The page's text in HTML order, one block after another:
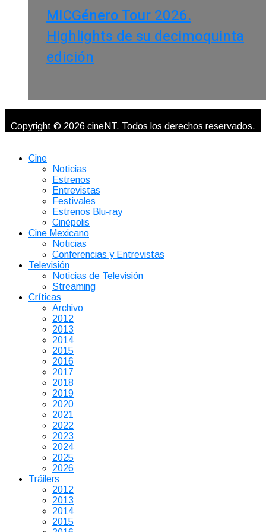
MICGénero Tour 2026.
Highlights de su decimoquinta
edición
Copyright © 2026 cineNT. Todos los derechos reservados.
Cine
Noticias
Estrenos
Entrevistas
Festivales
Estrenos Blu-ray
Cinépolis
Cine Mexicano
Noticias
Conferencias y Entrevistas
Televisión
Noticias de Televisión
Streaming
Críticas
Archivo
2012
2013
2014
2015
2016
2017
2018
2019
2020
2021
2022
2023
2024
2025
2026
Tráilers
2012
2013
2014
2015